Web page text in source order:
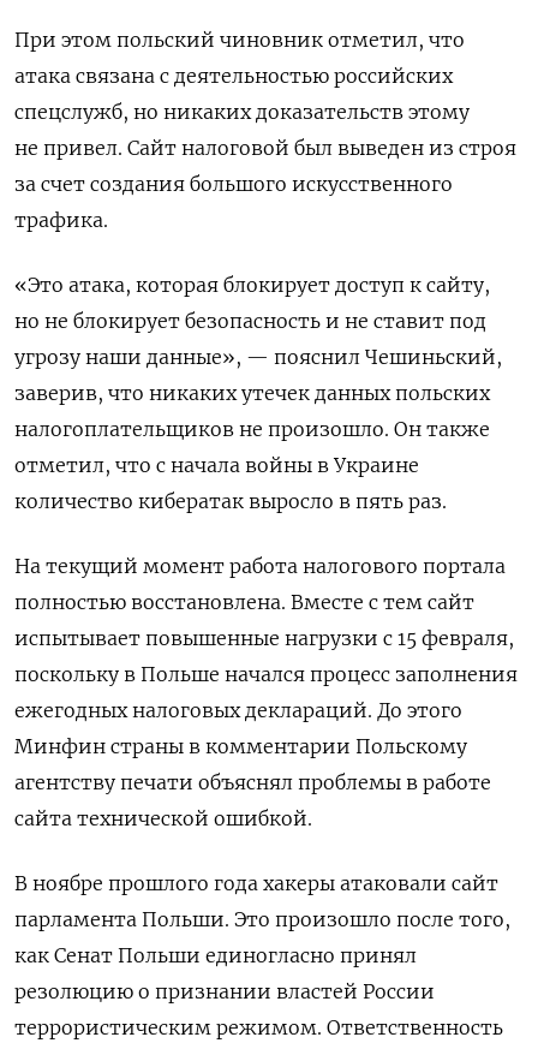
При этом польский чиновник отметил, что
атака связана с деятельностью российских
спецслужб, но никаких доказательств этому
не привел. Сайт налоговой был выведен из строя
за счет создания большого искусственного
трафика.
«Это атака, которая блокирует доступ к сайту,
но не блокирует безопасность и не ставит под
угрозу наши данные», — пояснил Чешиньский,
заверив, что никаких утечек данных польских
налогоплательщиков не произошло. Он также
отметил, что с начала войны в Украине
количество кибератак выросло в пять раз.
На текущий момент работа налогового портала
полностью восстановлена. Вместе с тем сайт
испытывает повышенные нагрузки с 15 февраля,
поскольку в Польше начался процесс заполнения
ежегодных налоговых деклараций. До этого
Минфин страны в комментарии Польскому
агентству печати объяснял проблемы в работе
сайта технической ошибкой.
В ноябре прошлого года хакеры атаковали сайт
парламента Польши. Это произошло после того,
как Сенат Польши единогласно принял
резолюцию о признании властей России
террористическим режимом. Ответственность